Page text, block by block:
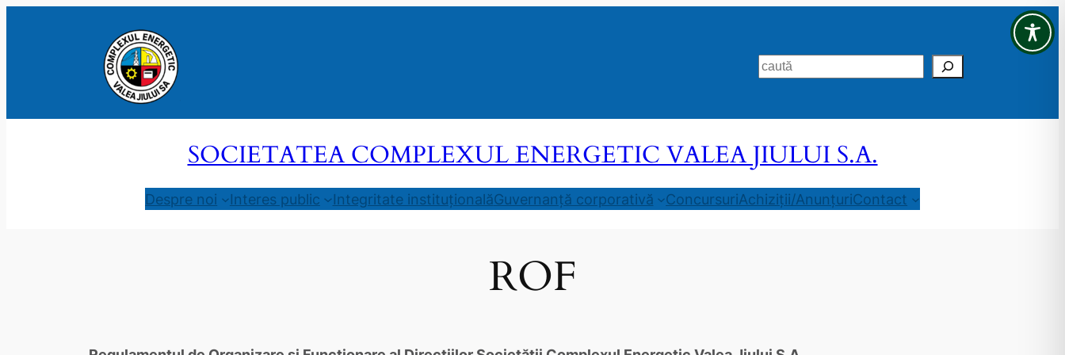
Search
SOCIETATEA COMPLEXUL ENERGETIC VALEA JIULUI S.A.
Despre noi Interes public Integritate instituționalăGuvernanță corporativă ConcursuriAchiziții/AnunțuriContact
ROF